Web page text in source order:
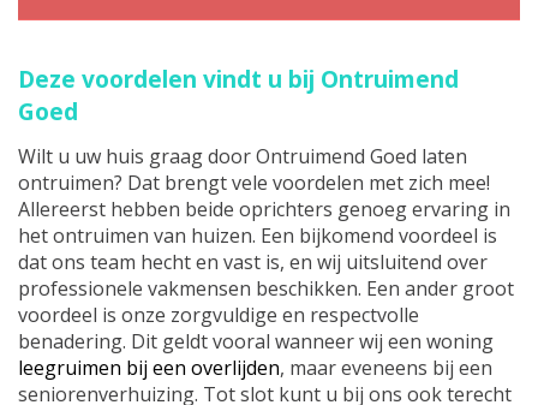
Deze voordelen vindt u bij Ontruimend
Goed
Wilt u uw huis graag door Ontruimend Goed laten
ontruimen? Dat brengt vele voordelen met zich mee!
Allereerst hebben beide oprichters genoeg ervaring in
het ontruimen van huizen. Een bijkomend voordeel is
dat ons team hecht en vast is, en wij uitsluitend over
professionele vakmensen beschikken. Een ander groot
voordeel is onze zorgvuldige en respectvolle
benadering. Dit geldt vooral wanneer wij een woning
leegruimen bij een overlijden, maar eveneens bij een
seniorenverhuizing. Tot slot kunt u bij ons ook terecht